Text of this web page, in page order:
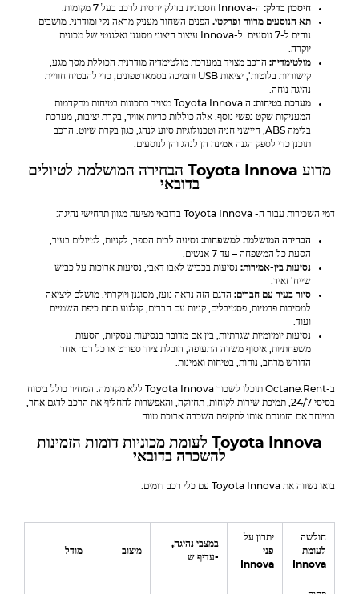
חיסכון בדלק: ה-Innova חסכונית בדלק יחסית לרכב בעל 7 מקומות.
תא הנוסעים מרווח ופרקטי. הפנים השחור מעניק מראה נקי ומודרני. מושבים
נוחים ל-7 נוסעים. ל-Innova עיצוב חיצוני מסוגנן ואלגנטי של מכונית
יוקרה.
מולטימדיה: הרכב מצויד במערכת מולטימדיה מודרנית הכוללת מסך מגע,
קישוריות בלוטות', יציאות USB ותמיכה בסמארטפונים, כדי להבטיח חוויית
נהיגה נוחה.
מערכת בטיחות: ה Toyota Innova מצויד בתכונות בטיחות מתקדמות
המעניקות שקט נפשי נוסף. אלה כוללות כריות אוויר, בקרת יציבות, מערכת
בלימה ABS, חיישני חניה וטכנולוגיות סיוע לנהג, כגון בקרת שיוט. הרכב
תוכנן כדי לספק הגנה אמינה הן לנהג והן לנוסעים.
מדוע Toyota Innova הבחירה המושלמת לטיולים
בדובאי
דמי השכירות עבור ה- Toyota Innova בדובאי מציעה מגוון תרחישי נהיגה:
הבחירה המושלמת למשפחות: נסיעה לבית הספר, לקניות, לטיולים בעיר,
הסעת כל המשפחה – עד 7 אנשים.
נסיעות בין-אמירות: נסיעות בכביש לאבו דאבי, נסיעות ארוכות על כביש
שייח' זאיד.
סיור בעיר עם חברים: הדגם הזה נראה נועז, מסוגנן ויוקרתי. מושלם ליציאה
למסיבות פרטיות, פסטיבלים, קניות עם חברים, קולנוע תחת כיפת השמיים
ועוד.
נסיעות יומיומיות שגרתיות, בין אם מדובר בנסיעות עסקיות, הסעות
משפחתיות, איסוף משדה התעופה, הובלת ציוד ספורט או כל דבר אחר
הדורש מרחב, נוחות, בטיחות ואמינות.
ב-Octane.Rent תוכלו לשכור Toyota Innova ללא מקדמה. המחיר כולל ביטוח
בסיסי 24/7, תמיכת שירות לקוחות, תחזוקה, והאפשרות להחליף את הרכב לדגם אחר,
במיוחד אם הזמנתם אותו לתקופת השכרה ארוכת טווח.
Toyota Innova לעומת מכוניות דומות הזמינות
להשכרה בדובאי
בואו נשווה את Toyota Innova עם כלי רכב דומים.
מודל מיצוב
במצבי נהיגה,
עדיף ש-
יתרון על
פני
Innova
חולשה
לעומת
Innova